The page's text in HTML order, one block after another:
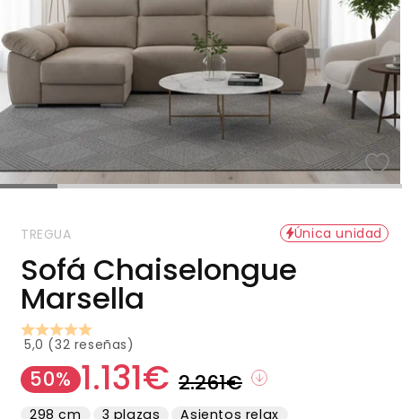
TREGUA Única unidad
Sofá Chaiselongue
Marsella
5,0 (32 reseñas)
Precio
habitual
2.261€
Precio
de
1.131€
50%
298 cm 3 plazas
Asientos relax